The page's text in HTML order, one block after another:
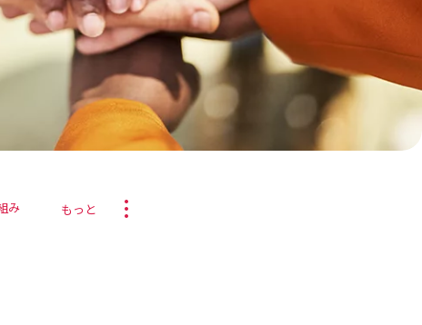
み もっと more_vert